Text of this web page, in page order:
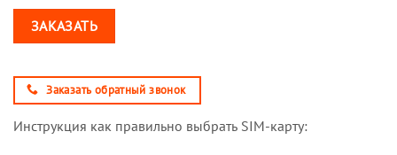
ЗАКАЗАТЬ
Заказать обратный звонок
Инструкция как правильно выбрать SIM-карту: